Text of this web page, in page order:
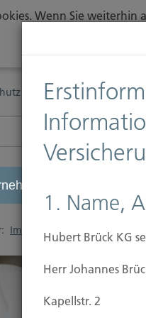
Wenn Sie
Erstinformationspflichten
Immobilien Versicherung
1. Name,
Hubert Brück KG
Herr Johannes
Kapellstr. 2